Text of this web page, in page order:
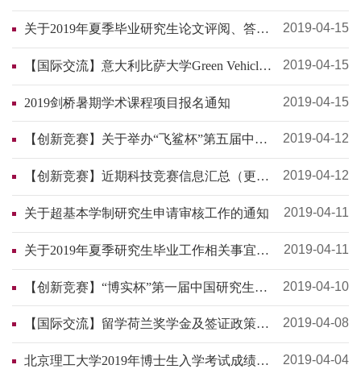
究生电子设计竞赛入校巡讲活动——北京交
通大学站的通知
关于2019年夏季毕业研究生论文评阅、答辩
及学位申请相关安排的通知
2019-04-15
【国际交流】意大利比萨大学Green Vehicles
暑期项目报名通知
2019-04-15
2019剑桥暑期学术课程项目报名通知 2019-04-15
【创新竞赛】关于举办“飞鲨杯”第五届中国
研究生未来飞行器 创新大赛的通知
2019-04-12
【创新竞赛】近期科技竞赛信息汇总（更新
于5月30日）
2019-04-12
关于超基本学制研究生申请审核工作的通知 2019-04-11
关于2019年夏季研究生毕业工作相关事宜的
通知
2019-04-11
【创新竞赛】“博实杯”第一届中国研究生机
器人创新设计大赛通知
2019-04-10
【国际交流】留学荷兰奖学金及签证政策说
明会
2019-04-08
北京理工大学2019年博士生入学考试成绩查
2019-04-04